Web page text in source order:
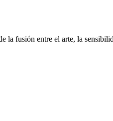
fusión entre el arte, la